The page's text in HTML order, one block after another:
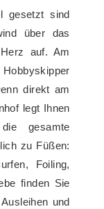
gesetzt sind
über das
auf. Am
direkt am
legt Ihnen
gesamte
zu Füßen:
Foiling,
finden Sie
und